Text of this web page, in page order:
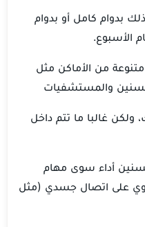
بدوام كامل أو بدوام
الأسبوع.
من الأماكن مثل
والمستشفيات
ولكن غالبا ما تتم داخل
أداء سوى مهام
على اتصال جسدي (مثل